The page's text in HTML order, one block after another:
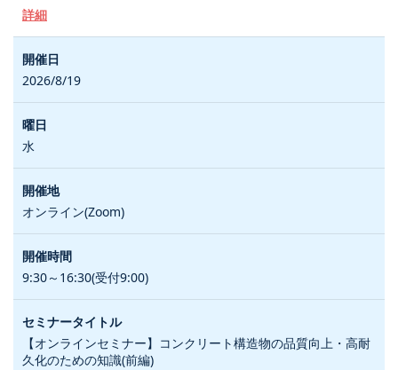
詳細
2026/8/19
水
オンライン(Zoom)
9:30～16:30(受付9:00)
【オンラインセミナー】コンクリート構造物の品質向上・高耐
久化のための知識(前編)